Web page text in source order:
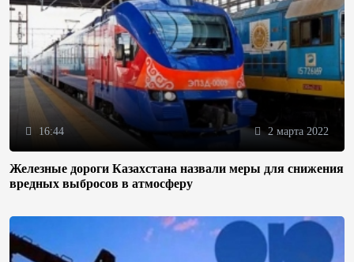
16:44 2 марта 2022
Железные дороги Казахстана назвали меры для снижения
вредных выбросов в атмосферу